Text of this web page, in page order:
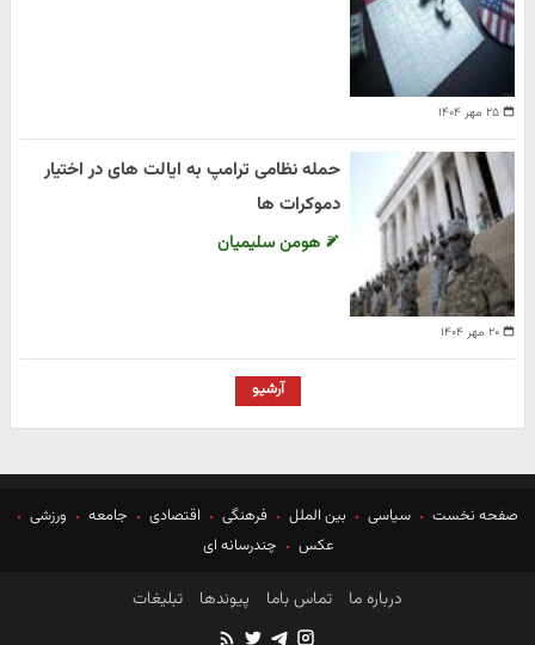
۲۵ مهر ۱۴۰۴
۲۰ مهر ۱۴۰۴
حمله نظامی ترامپ به ایالت های در اختیار
دموکرات ها
هومن سلیمیان
آرشیو
صفحه نخست سیاسی بین الملل فرهنگی اقتصادی جامعه
ورزشی
عکس
چندرسانه ای
درباره ما تماس باما پیوندها تبلیغات